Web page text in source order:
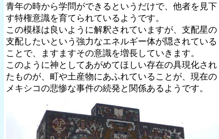
青年の時から学問ができるというだけで、他者を見下
す特権意識を育てられているようです。
この模様は良いように解釈されていますが、支配星の
支配したいという強力なエネルギー体が隠されている
ことで、ますますその意識を増長していきます。
このように神としてあがめてほしい存在の具現化され
たものが、町や土産物にあふれていることが、現在の
メキシコの悲惨な事件の続発と関係あるようです。